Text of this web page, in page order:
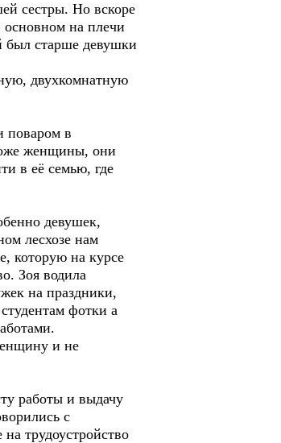
сестры. Но вскоре
основном на плечи
был старше девушки
двухкомнатную
поваром в
женщины, они
в её семью, где
девушек,
лесхозе нам
которую на курсе
Зоя водила
на праздники,
фотки а
и не
работы и выдачу
с
трудоустройство